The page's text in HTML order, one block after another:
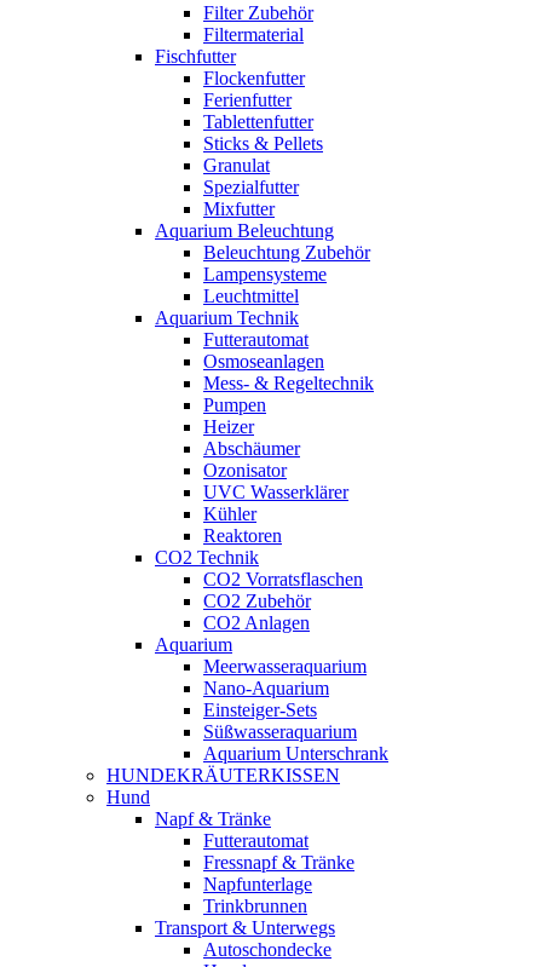
Filter Zubehör
Filtermaterial
Fischfutter
Flockenfutter
Ferienfutter
Tablettenfutter
Sticks & Pellets
Granulat
Spezialfutter
Mixfutter
Aquarium Beleuchtung
Beleuchtung Zubehör
Lampensysteme
Leuchtmittel
Aquarium Technik
Futterautomat
Osmoseanlagen
Mess- & Regeltechnik
Pumpen
Heizer
Abschäumer
Ozonisator
UVC Wasserklärer
Kühler
Reaktoren
CO2 Technik
CO2 Vorratsflaschen
CO2 Zubehör
CO2 Anlagen
Aquarium
Meerwasseraquarium
Nano-Aquarium
Einsteiger-Sets
Süßwasseraquarium
Aquarium Unterschrank
HUNDEKRÄUTERKISSEN
Hund
Napf & Tränke
Futterautomat
Fressnapf & Tränke
Napfunterlage
Trinkbrunnen
Transport & Unterwegs
Autoschondecke